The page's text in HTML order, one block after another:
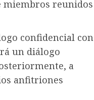
miembros reunidos
confidencial con
un diálogo
a
anfitriones